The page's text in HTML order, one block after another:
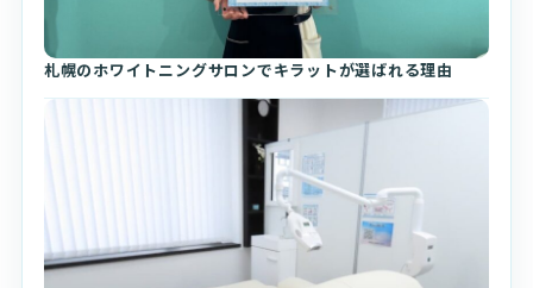
札幌のホワイトニングサロンでキラットが選ばれる理由